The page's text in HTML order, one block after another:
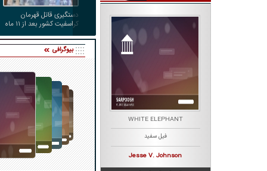
دستگیری قاتل قهرمان
کراسفیت کشور بعد از ۱۱ ماه
زندگی مخفیانه
بیوگرافی
WHITE ELEPHANT
فیل سفید
Jesse V.‎ Johnson
THE BOB'S BURGERS MOVIE
برگری باب
Loren Bouchard